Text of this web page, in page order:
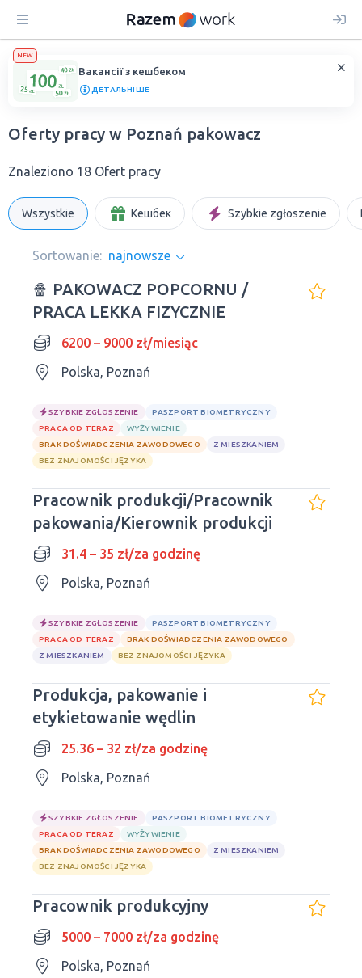
NEW
Вакансії з кешбеком
ДЕТАЛЬНІШЕ
Oferty pracy w Poznań pakowacz
Znaleziono 18 Ofert pracy
Wszystkie Кешбек Szybkie zgłoszenie
Sortowanie: najnowsze
🍿 PAKOWACZ POPCORNU /
PRACA LEKKA FIZYCZNIE
6200 – 9000 zł/miesiąc
Polska, Poznań
SZYBKIE ZGŁOSZENIE
PASZPORT BIOMETRYCZNY
PRACA OD TERAZ
WYŻYWIENIE
BRAK DOŚWIADCZENIA ZAWODOWEGO
Z MIESZKANIEM
BEZ ZNAJOMOŚCI JĘZYKA
Pracownik produkcji/Pracownik
pakowania/Kierownik produkcji
31.4 – 35 zł/za godzinę
Polska, Poznań
SZYBKIE ZGŁOSZENIE
PASZPORT BIOMETRYCZNY
PRACA OD TERAZ
BRAK DOŚWIADCZENIA ZAWODOWEGO
Z MIESZKANIEM
BEZ ZNAJOMOŚCI JĘZYKA
Produkcja, pakowanie i
etykietowanie wędlin
25.36 – 32 zł/za godzinę
Polska, Poznań
SZYBKIE ZGŁOSZENIE
PASZPORT BIOMETRYCZNY
PRACA OD TERAZ
WYŻYWIENIE
BRAK DOŚWIADCZENIA ZAWODOWEGO
Z MIESZKANIEM
BEZ ZNAJOMOŚCI JĘZYKA
Pracownik produkcyjny
5000 – 7000 zł/za godzinę
Polska, Poznań